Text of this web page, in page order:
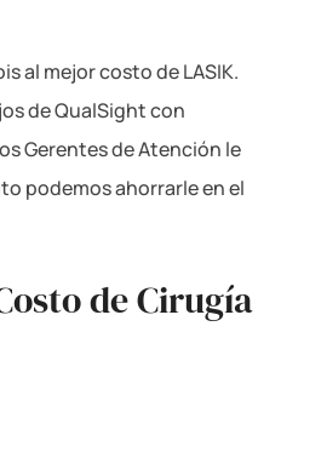
al mejor costo de LASIK.
de QualSight con
Gerentes de Atención le
podemos ahorrarle en el
de Cirugía